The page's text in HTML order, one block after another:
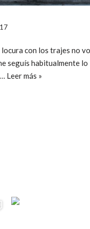
locura con los trajes no
seguís habitualmente lo
Leer más »